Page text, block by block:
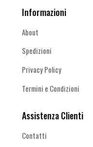
Informazioni
About
Spedizioni
Privacy Policy
Termini e Condizioni
Assistenza Clienti
Contatti